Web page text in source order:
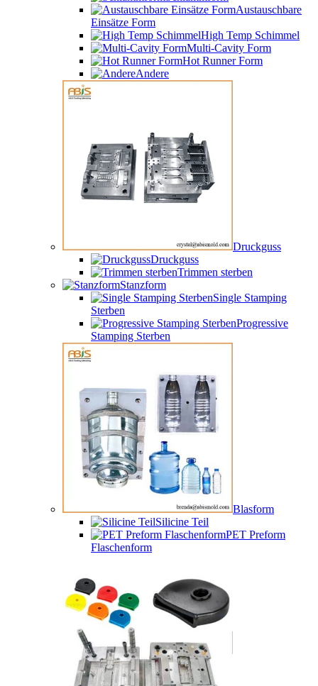
Austauschbare
Einsätze Form
High Temp Schimmel
Multi-Cavity Form
Hot Runner Form
Andere
Druckguss
Druckguss
Trimmen sterben
Stanzform
Single Stamping
Sterben
Progressive
Stamping Sterben
Blasform
Silicine Teil
PET Preform
Flaschenform